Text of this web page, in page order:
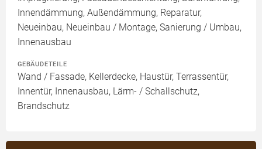
Innendämmung, Außendämmung, Reparatur,
Neueinbau, Neueinbau / Montage, Sanierung / Umbau,
Innenausbau
GEBÄUDETEILE
Wand / Fassade, Kellerdecke, Haustür, Terrassentür,
Innentür, Innenausbau, Lärm- / Schallschutz,
Brandschutz